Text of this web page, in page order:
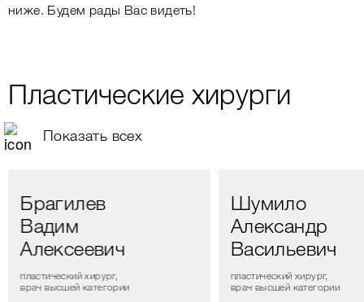
ниже. Будем рады Вас видеть!
Пластические хирурги
Показать всех
Брагилев
Вадим
Алексеевич
пластический хирург,
врач высшей категории
Шумило
Александр
Васильевич
пластический хирург,
врач высшей категории